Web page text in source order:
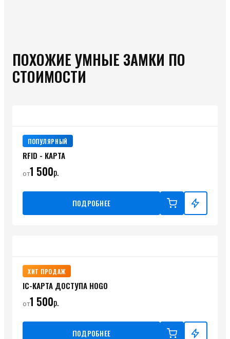
ПОХОЖИЕ УМНЫЕ ЗАМКИ ПО
СТОИМОСТИ
ПОПУЛЯРНЫЙ
RFID - КАРТА
от1 500р.
ПОДРОБНЕЕ
ХИТ ПРОДАЖ
IC-КАРТА ДОСТУПА HOGO
от1 500р.
ПОДРОБНЕЕ